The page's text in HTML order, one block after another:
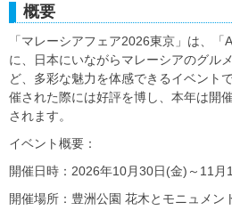
概要
「マレーシアフェア2026東京」は、
に、日本にいながらマレーシアのグル
ど、多彩な魅力を体感できるイベント
催された際には好評を博し、本年は開
されます。
イベント概要：
開催日時：2026年10月30日(金)～11
開催場所：豊洲公園 花木とモニュメン